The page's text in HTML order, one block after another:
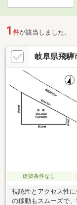
1 件が該当しました。
岐阜県飛騨
建築条件なし
視認性とアクセス性
の移動もスムーズで